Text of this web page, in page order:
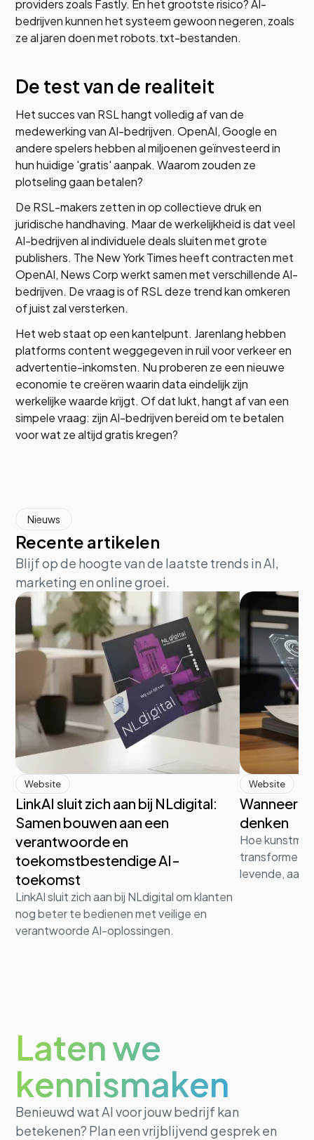
providers zoals Fastly. En het grootste risico? AI-
bedrijven kunnen het systeem gewoon negeren, zoals
ze al jaren doen met robots.txt-bestanden.
De test van de realiteit
Het succes van RSL hangt volledig af van de
medewerking van AI-bedrijven. OpenAI, Google en
andere spelers hebben al miljoenen geïnvesteerd in
hun huidige 'gratis' aanpak. Waarom zouden ze
plotseling gaan betalen?
De RSL-makers zetten in op collectieve druk en
juridische handhaving. Maar de werkelijkheid is dat veel
AI-bedrijven al individuele deals sluiten met grote
publishers. The New York Times heeft contracten met
OpenAI, News Corp werkt samen met verschillende AI-
bedrijven. De vraag is of RSL deze trend kan omkeren
of juist zal versterken.
Het web staat op een kantelpunt. Jarenlang hebben
platforms content weggegeven in ruil voor verkeer en
advertentie-inkomsten. Nu proberen ze een nieuwe
economie te creëren waarin data eindelijk zijn
werkelijke waarde krijgt. Of dat lukt, hangt af van een
simpele vraag: zijn AI-bedrijven bereid om te betalen
voor wat ze altijd gratis kregen?
Nieuws
Recente artikelen
Blijf op de hoogte van de laatste trends in AI,
marketing en online groei.
Website
LinkAI sluit zich aan bij NLdigital:
Samen bouwen aan een
verantwoorde en
toekomstbestendige AI-
toekomst
LinkAI sluit zich aan bij NLdigital om klanten
nog beter te bedienen met veilige en
verantwoorde AI-oplossingen.
Website
Wanneer
denken
Hoe
levende,
Laten we
kennismaken
Benieuwd wat AI voor jouw bedrijf kan
betekenen? Plan een vrijblijvend gesprek en